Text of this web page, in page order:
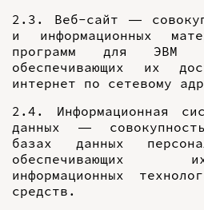
2.3. Веб-сайт —
и информационных
программ для ЭВМ
обеспечивающих их
интернет по сетевому
2.4. Информационная
данных —
базах данных
обеспечивающих
информационных
средств.